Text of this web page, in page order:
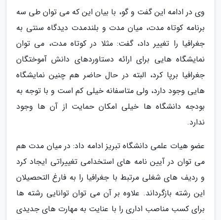
وی در ادامه این گفت و گو، با بیان این که می توان طی سه
برنامه کوتاه مدت، میان مدت و بلندمدت دیدگاه سنتی به
جغرافیا را تغییر داد، گفت: مثلا در کوتاه مدت، می توان
نمایشگاه هایی برای ارائه دستاوردهای دانش آموختگان
جغرافیا برپا کرد، البته در حال حاضر هم چنین نمایشگاه
هایی وجود دارد، ولی متاسفانه خیلی کم است و با توجه به
بودجه دانشگاه ها خیلی امکان حمایت از آن ها وجود
ندارد.
عضو هیات علمی دانشگاه تبریز ادامه داد: در میان مدت هم
می توان در آیین نامه های استخدامی تغییراتی ایجاد کرد
و ردیف ­های شغلی مرتبط با جغرافیا را به فارغ ­التحصیلان
این رشته بازگرداند. علاوه بر آن می توان توانایی رشته ها
برای کسب مناصب اداری را با عنایت به مهارت­ های جدیدی